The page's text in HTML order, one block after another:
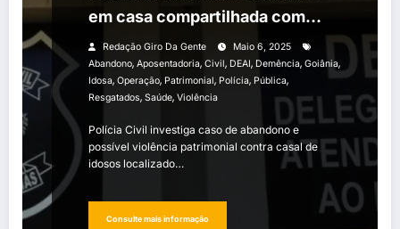
em casa compartilhada com
filhos
Redação Giro Da Gente
Maio 6, 2025
Abandono, Aposentadoria, Civil, DEAI, Demência, Goiânia,
Idosa, Operação, Patrimonial, Polícia, Pública,
Resgatados, Saúde, Violência
Polícia Civil investiga caso de abandono e
possível violência patrimonial contra casal de
idosos localizado…
Consulte mais informação